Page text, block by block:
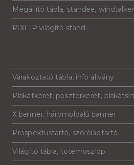
Megállító tábla, standee, windtalker
PIXLIP világító stand
Várakoztató tábla, info állvány
Plakátkeret, poszterkeret, plakátsín
X banner, háromoldalú banner
Prospektustartó, szórólaptartó
Világító tábla, totemoszlop